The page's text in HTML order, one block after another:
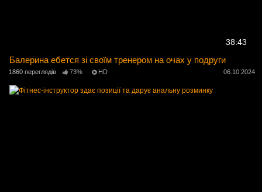
38:43
Балерина ебется зі своїм тренером на очах у подруги
1860 переглядів 73% HD 06.10.2024